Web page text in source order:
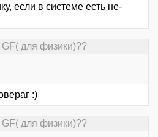
если в системе есть не-
GF( для физики)??
:)
GF( для физики)??